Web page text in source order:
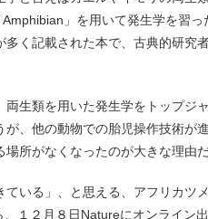
」を用いて発生学を習
多く記載された本で、古典的研究
両生類を用いた発生学をトップジ
が、他の動物での胎児操作技術が
所がなくなったのが大きな理由
ている」、と思える、アフリカツ
１２月８日Natureにオンライン